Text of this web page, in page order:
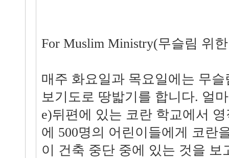
For Muslim Ministry(무슬림 위
매주 화요일과 목요일에는 무
보기도로 땅밟기를 합니다. 얼
e)뒤편에 있는 코란 학교에서
에 500명의 어린이들에게 코란
이 건축 중단 중에 있는 것을 보